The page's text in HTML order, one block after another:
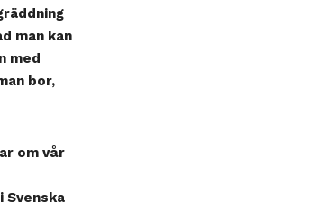
man kan
med
bor,
om vår
Svenska